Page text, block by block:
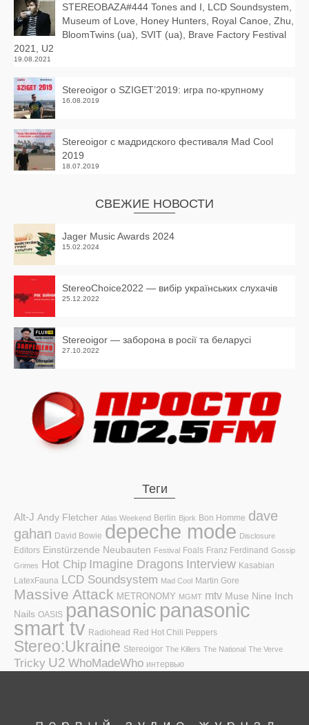
STEREOBAZA#444 Tones and I, LCD Soundsystem,
Museum of Love, Honey Hunters, Royal Canoe, Zhu,
BloomTwins (ua), SVIT (ua), Brave Factory Festival
2021, U2
19.08.2021
Stereoigor о SZIGET’2019: игра по-крупному
16.08.2019
Stereoigor с мадридского фестиваля Mad Cool
2019
18.07.2019
СВЕЖИЕ НОВОСТИ
Jager Music Awards 2024
15.02.2024
StereoChoice2022 — вибір українських слухачів
25.12.2022
Stereoigor — заборона в росії та беларусі
27.10.2022
Теги
Alt-J Andy Fletcher Atlas Weekend Berlin Bjork Bon Homme dave
gahan David Bowie depeche mode Disclosure
Editors Einstürzende Neubauten Festival Foals Franz Ferdinand Gossip
Grimes Hot Chip Imagine Dragons Interview Kasabian
LatexFauna LCD Soundsystem Mad Cool Martin Gore
Massive Attack METRONOMY MGMT mtv Muse Nine Inch
Nails OASIS panasonic panasonic
smart tv Radiohead Red Hot Chili Peppers
Stereo:Ukraine Stereoigor The Killers The National The Verve
Tricky U2 WhoMadeWho интервью